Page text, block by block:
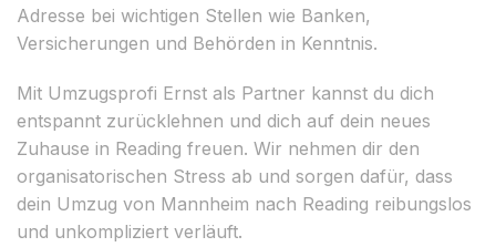
Adresse bei wichtigen Stellen wie Banken,
Versicherungen und Behörden in Kenntnis.
Mit Umzugsprofi Ernst als Partner kannst du dich
entspannt zurücklehnen und dich auf dein neues
Zuhause in Reading freuen. Wir nehmen dir den
organisatorischen Stress ab und sorgen dafür, dass
dein Umzug von Mannheim nach Reading reibungslos
und unkompliziert verläuft.